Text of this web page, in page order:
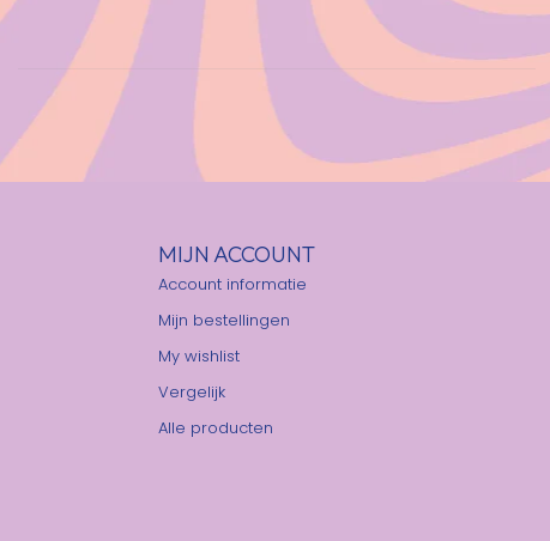
MIJN ACCOUNT
Account informatie
Mijn bestellingen
My wishlist
Vergelijk
Alle producten